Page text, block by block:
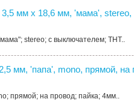
3,5 мм х 18,6 мм, 'мама', stereo,
stereo; с выключателем; THT..
мм, 'папа', mono, прямой, на
прямой; на провод; пайка; 4мм..